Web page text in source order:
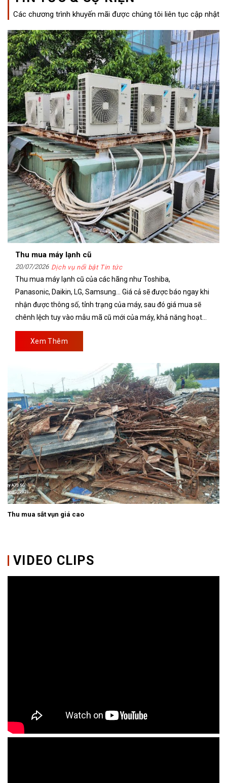
Các chương trình khuyến mãi được chúng tôi liên tục cập nhật
Thu mua máy lạnh cũ
20/07/2026 Dịch vụ nổi bật Tin tức
Thu mua máy lạnh cũ của các hãng như Toshiba,
Panasonic, Daikin, LG, Samsung… Giá cả sẽ được báo ngay khi
nhận được thông số, tỉnh trạng của máy, sau đó giá mua sẽ
chênh lệch tuy vào mẫu mã cũ mới của máy, khả năng hoạt
động của máy sau khi xem
Xem Thêm
Thu mua sắt vụn giá cao
VIDEO CLIPS